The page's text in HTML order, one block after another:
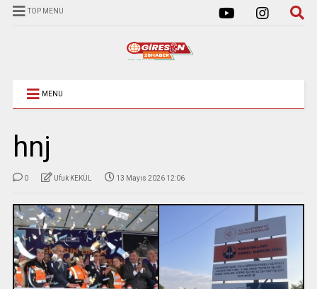
TOP MENU
MENU
hnj
0 Ufuk KEKÜL 13 Mayıs 2026 12:06